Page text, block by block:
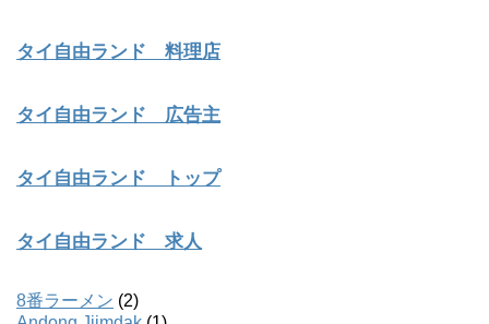
タイ自由ランド 料理店
タイ自由ランド 広告主
タイ自由ランド トップ
タイ自由ランド 求人
8番ラーメン (2)